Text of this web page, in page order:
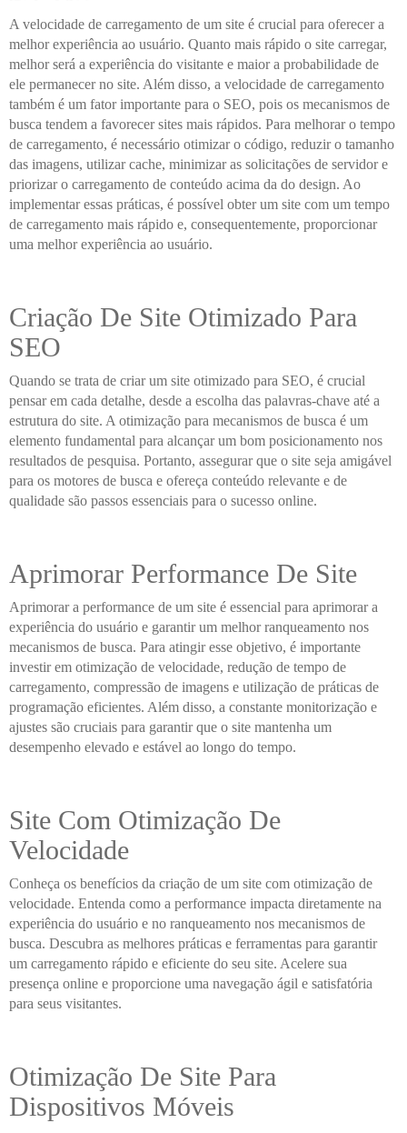
A velocidade de carregamento de um site é crucial para oferecer a
melhor experiência ao usuário. Quanto mais rápido o site carregar,
melhor será a experiência do visitante e maior a probabilidade de
ele permanecer no site. Além disso, a velocidade de carregamento
também é um fator importante para o SEO, pois os mecanismos de
busca tendem a favorecer sites mais rápidos. Para melhorar o tempo
de carregamento, é necessário otimizar o código, reduzir o tamanho
das imagens, utilizar cache, minimizar as solicitações de servidor e
priorizar o carregamento de conteúdo acima da do design. Ao
implementar essas práticas, é possível obter um site com um tempo
de carregamento mais rápido e, consequentemente, proporcionar
uma melhor experiência ao usuário.
Criação De Site Otimizado Para
SEO
Quando se trata de criar um site otimizado para SEO, é crucial
pensar em cada detalhe, desde a escolha das palavras-chave até a
estrutura do site. A otimização para mecanismos de busca é um
elemento fundamental para alcançar um bom posicionamento nos
resultados de pesquisa. Portanto, assegurar que o site seja amigável
para os motores de busca e ofereça conteúdo relevante e de
qualidade são passos essenciais para o sucesso online.
Aprimorar Performance De Site
Aprimorar a performance de um site é essencial para aprimorar a
experiência do usuário e garantir um melhor ranqueamento nos
mecanismos de busca. Para atingir esse objetivo, é importante
investir em otimização de velocidade, redução de tempo de
carregamento, compressão de imagens e utilização de práticas de
programação eficientes. Além disso, a constante monitorização e
ajustes são cruciais para garantir que o site mantenha um
desempenho elevado e estável ao longo do tempo.
Site Com Otimização De
Velocidade
Conheça os benefícios da criação de um site com otimização de
velocidade. Entenda como a performance impacta diretamente na
experiência do usuário e no ranqueamento nos mecanismos de
busca. Descubra as melhores práticas e ferramentas para garantir
um carregamento rápido e eficiente do seu site. Acelere sua
presença online e proporcione uma navegação ágil e satisfatória
para seus visitantes.
Otimização De Site Para
Dispositivos Móveis